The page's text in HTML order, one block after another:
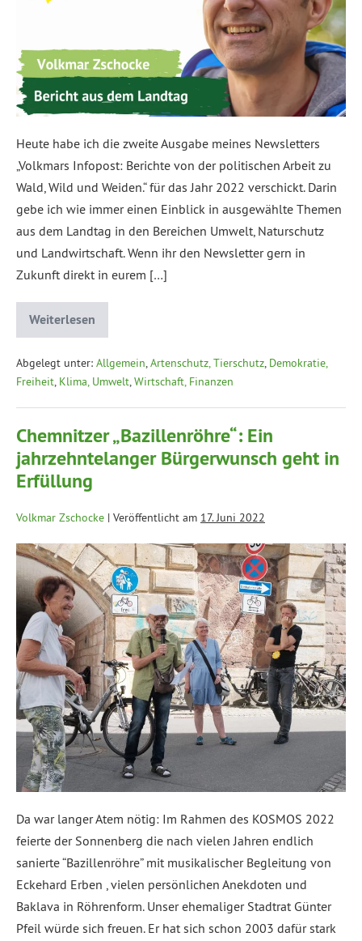
Heute habe ich die zweite Ausgabe meines Newsletters
„Volkmars Infopost: Berichte von der politischen Arbeit zu
Wald, Wild und Weiden.“ für das Jahr 2022 verschickt. Darin
gebe ich wie immer einen Einblick in ausgewählte Themen
aus dem Landtag in den Bereichen Umwelt, Naturschutz
und Landwirtschaft. Wenn ihr den Newsletter gern in
Zukunft direkt in eurem […]
Weiterlesen
Abgelegt unter: Allgemein,Artenschutz, Tierschutz, Demokratie,
Freiheit, Klima, Umwelt,Wirtschaft, Finanzen
Chemnitzer „Bazillenröhre“: Ein
jahrzehntelanger Bürgerwunsch geht in
Erfüllung
Volkmar Zschocke | Veröffentlicht am 17. Juni 2022
Da war langer Atem nötig: Im Rahmen des KOSMOS 2022
feierte der Sonnenberg die nach vielen Jahren endlich
sanierte “Bazillenröhre” mit musikalischer Begleitung von
Eckehard Erben , vielen persönlichen Anekdoten und
Baklava in Röhrenform. Unser ehemaliger Stadtrat Günter
Pfeil würde sich freuen. Er hat sich schon 2003 dafür stark